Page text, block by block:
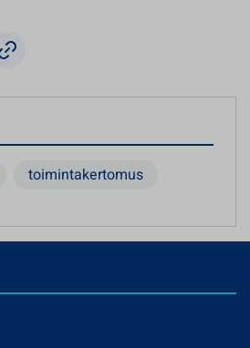
toimintakertomus